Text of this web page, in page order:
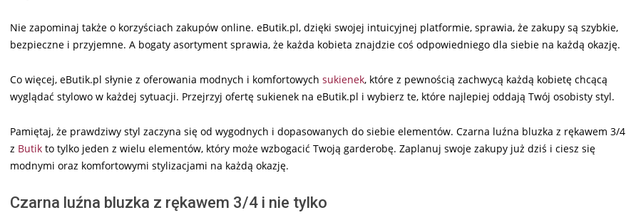
Nie zapominaj także o korzyściach zakupów online. eButik.pl, dzięki swojej intuicyjnej platformie, sprawia, że zakupy są szybkie,
bezpieczne i przyjemne. A bogaty asortyment sprawia, że każda kobieta znajdzie coś odpowiedniego dla siebie na każdą okazję.
Co więcej, eButik.pl słynie z oferowania modnych i komfortowych sukienek, które z pewnością zachwycą każdą kobietę chcącą
wyglądać stylowo w każdej sytuacji. Przejrzyj ofertę sukienek na eButik.pl i wybierz te, które najlepiej oddają Twój osobisty styl.
Pamiętaj, że prawdziwy styl zaczyna się od wygodnych i dopasowanych do siebie elementów. Czarna luźna bluzka z rękawem 3/4
z Butik to tylko jeden z wielu elementów, który może wzbogacić Twoją garderobę. Zaplanuj swoje zakupy już dziś i ciesz się
modnymi oraz komfortowymi stylizacjami na każdą okazję.
Czarna luźna bluzka z rękawem 3/4 i nie tylko